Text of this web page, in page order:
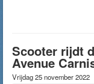
Scooter rijdt
Avenue
Vrijdag 25 november 2022